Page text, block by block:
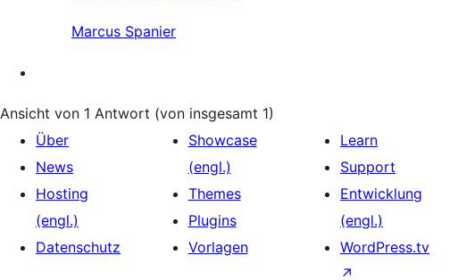
Marcus Spanier
Ansicht von 1 Antwort (von insgesamt 1)
Über
News
Hosting
(engl.)
Datenschutz
Showcase
(engl.)
Themes
Plugins
Vorlagen
Learn
Support
Entwicklung
(engl.)
WordPress.tv
↗